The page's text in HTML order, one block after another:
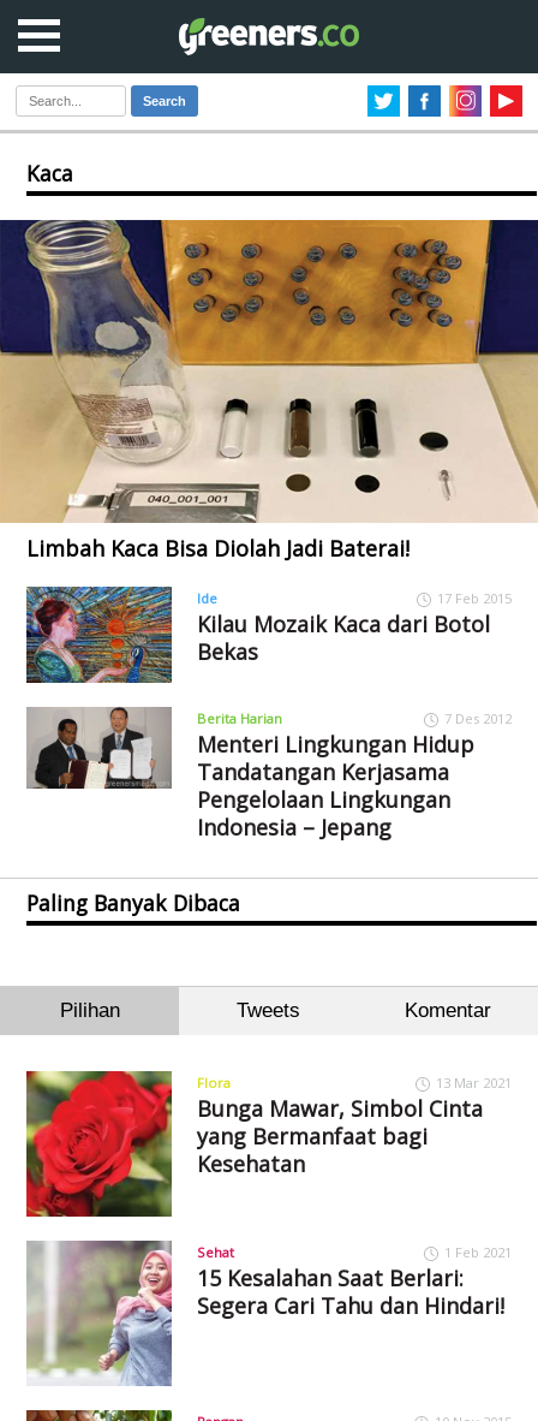
Search
Kaca
Limbah Kaca Bisa Diolah Jadi Baterai!
Ide 17 Feb 2015
Kilau Mozaik Kaca dari Botol
Bekas
Berita Harian 7 Des 2012
Menteri Lingkungan Hidup
Tandatangan Kerjasama
Pengelolaan Lingkungan
Indonesia – Jepang
Paling Banyak Dibaca
Pilihan Tweets Komentar
Flora 13 Mar 2021
Bunga Mawar, Simbol Cinta
yang Bermanfaat bagi
Kesehatan
Sehat 1 Feb 2021
15 Kesalahan Saat Berlari:
Segera Cari Tahu dan Hindari!